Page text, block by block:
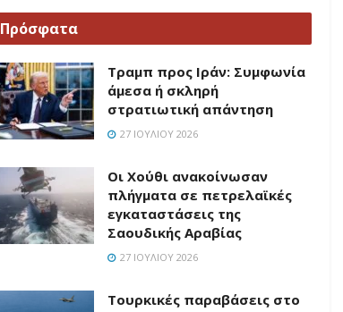
Πρόσφατα
Τραμπ προς Ιράν: Συμφωνία
άμεσα ή σκληρή
στρατιωτική απάντηση
27 ΙΟΥΛΊΟΥ 2026
Οι Χούθι ανακοίνωσαν
πλήγματα σε πετρελαϊκές
εγκαταστάσεις της
Σαουδικής Αραβίας
27 ΙΟΥΛΊΟΥ 2026
Τουρκικές παραβάσεις στο